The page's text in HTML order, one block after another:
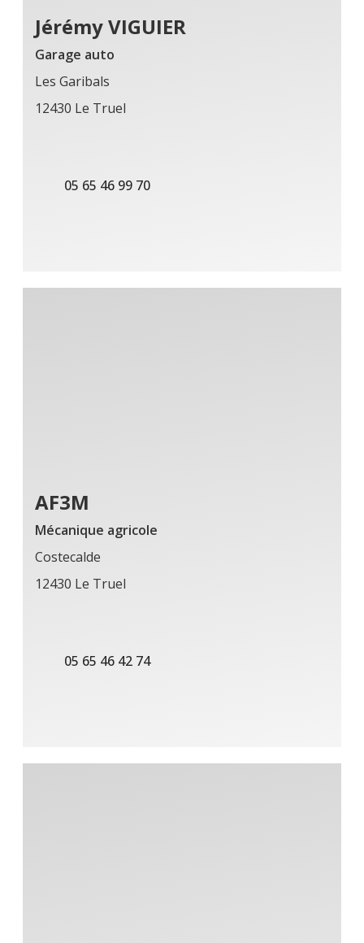
Jérémy VIGUIER
Garage auto
Les Garibals
12430 Le Truel
05 65 46 99 70
AF3M
Mécanique agricole
Costecalde
12430 Le Truel
05 65 46 42 74